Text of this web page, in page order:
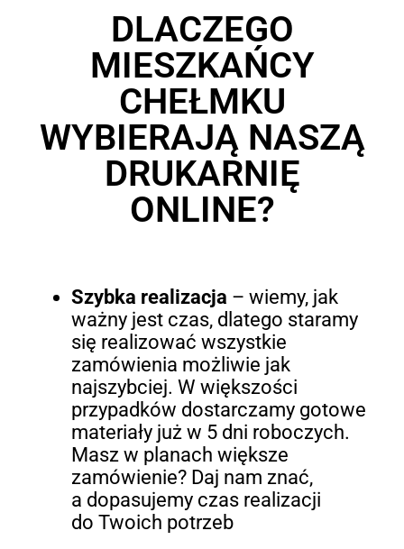
DLACZEGO
MIESZKAŃCY
CHEŁMKU
WYBIERAJĄ NASZĄ
DRUKARNIĘ
ONLINE?
Szybka realizacja – wiemy, jak
ważny jest czas, dlatego staramy
się realizować wszystkie
zamówienia możliwie jak
najszybciej. W większości
przypadków dostarczamy gotowe
materiały już w 5 dni roboczych.
Masz w planach większe
zamówienie? Daj nam znać,
a dopasujemy czas realizacji
do Twoich potrzeb